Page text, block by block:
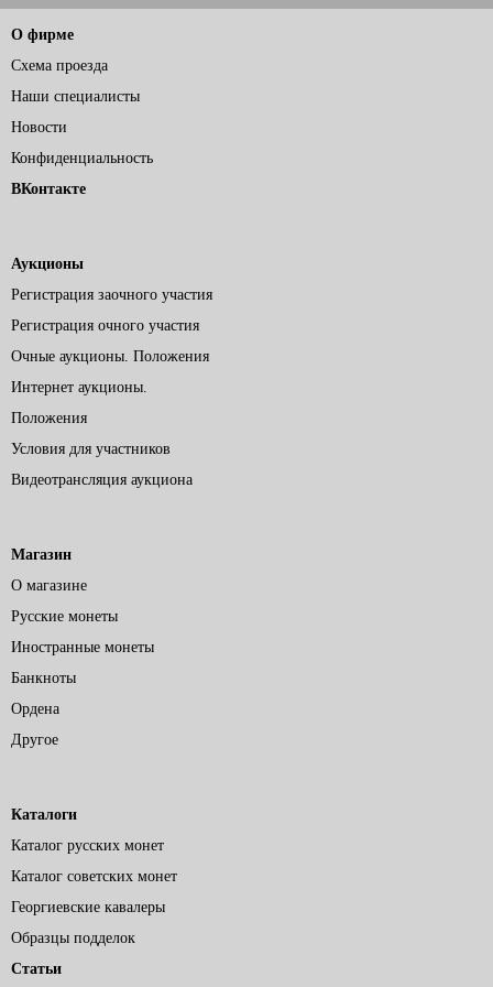
О фирме
Схема проезда
Наши специалисты
Новости
Конфиденциальность
ВКонтакте
Аукционы
Регистрация заочного участия
Регистрация очного участия
Очные аукционы. Положения
Интернет аукционы.
Положения
Условия для участников
Видеотрансляция аукциона
Магазин
О магазине
Русские монеты
Иностранные монеты
Банкноты
Ордена
Другое
Каталоги
Каталог русских монет
Каталог советских монет
Георгиевские кавалеры
Образцы подделок
Статьи